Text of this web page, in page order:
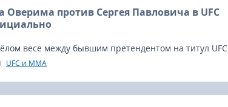
Оверима против Сергея Павловича в UFC
весе между бывшим претендентом на титул UFC
и непобежденным дебютантом Сергеем
состоится 24 ноября.
UFC и MMA